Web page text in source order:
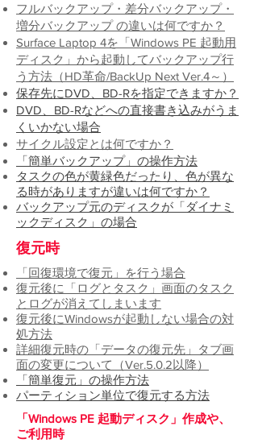
フルバックアップ・差分バックアップ・
増分バックアップ の違いは何ですか？
Surface Laptop 4を「Windows PE 起動用
ディスク」から起動してバックアップ行
う方法（HD革命/BackUp Next Ver.4～ ）
保存先にDVD、BD-Rを指定できますか？
DVD、BD-Rなどへの直接書き込みがうま
くいかない場合
サイクル設定とは何ですか？
「簡単バックアップ」の操作方法
タスクの色が黄緑色だったり、色が異な
る時がありますが違いは何ですか？
バックアップ元のディスクが「ダイナミ
ックディスク」の場合
​復元時
「回復環境で復元」を行う 場合
復元後に「ログとタスク」画面のタスク
とログが消えてしまいます
復元後にWindowsが起動しない場合の対
処方法
詳細復元時の「データの復元先」タブ画
面の変更について（Ver.5.0.2以降）
「簡単復元」の操作方法
パーティション単位で復元する方法
​「Windows PE 起動ディスク」作成や、
ご利用時